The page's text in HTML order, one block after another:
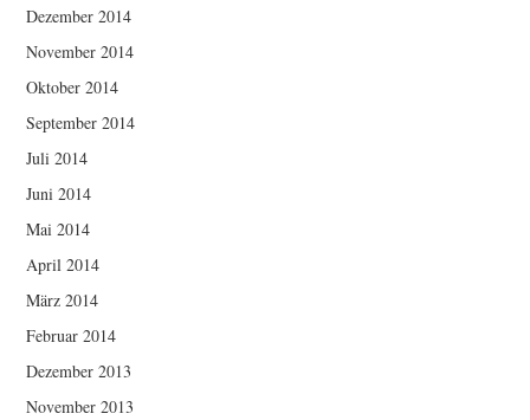
Dezember 2014
November 2014
Oktober 2014
September 2014
Juli 2014
Juni 2014
Mai 2014
April 2014
März 2014
Februar 2014
Dezember 2013
November 2013